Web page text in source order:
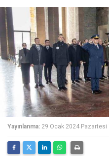
Yayınlanma: 29 Ocak 2024 Pazartesi